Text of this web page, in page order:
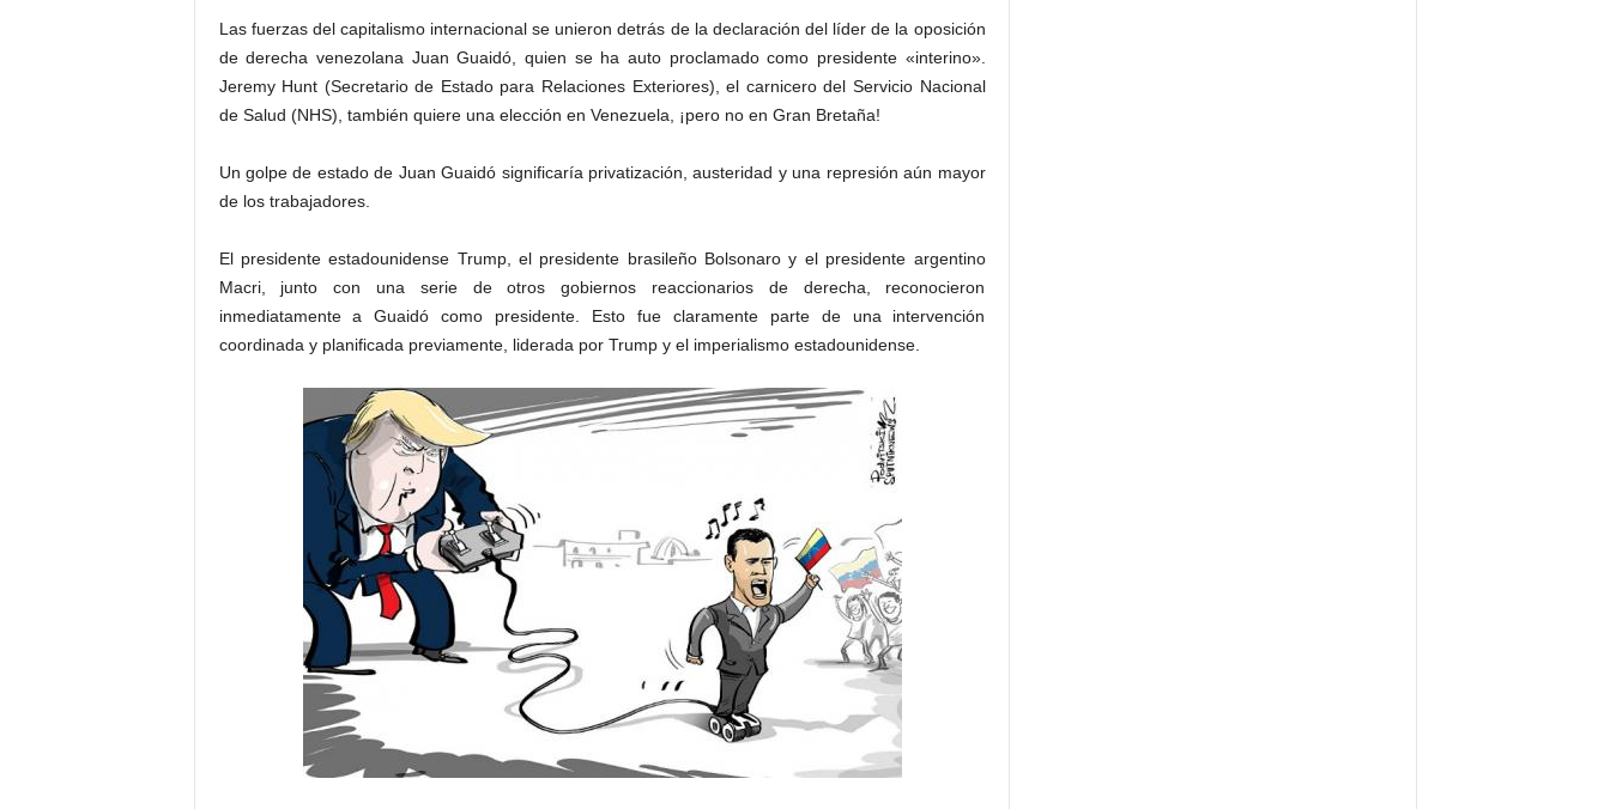
Las fuerzas del capitalismo internacional se unieron detrás de la declaración del líder de la oposición
de derecha venezolana Juan Guaidó, quien se ha auto proclamado como presidente «interino».
Jeremy Hunt (Secretario de Estado para Relaciones Exteriores), el carnicero del Servicio Nacional
de Salud (NHS), también quiere una elección en Venezuela, ¡pero no en Gran Bretaña!
Un golpe de estado de Juan Guaidó significaría privatización, austeridad y una represión aún mayor
de los trabajadores.
El presidente estadounidense Trump, el presidente brasileño Bolsonaro y el presidente argentino
Macri, junto con una serie de otros gobiernos reaccionarios de derecha, reconocieron
inmediatamente a Guaidó como presidente. Esto fue claramente parte de una intervención
coordinada y planificada previamente, liderada por Trump y el imperialismo estadounidense.